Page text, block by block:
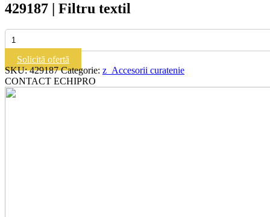
429187 | Filtru textil
Cantitate
429187
Filtru
textil
Solicită ofertă
SKU:429187 Categorie: z_Accesorii curatenie
CONTACT ECHIPRO